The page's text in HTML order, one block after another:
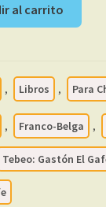
al carrito
, Libros , Para
, Franco-Belga ,
Tebeo: Gastón El